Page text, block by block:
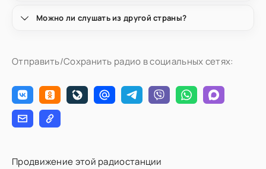
Можно ли слушать из другой страны?
Отправить/Сохранить радио в социальных сетях:
Продвижение этой радиостанции